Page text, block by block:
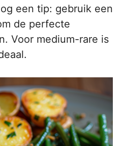
een tip: gebruik een
de perfecte
Voor medium-rare is